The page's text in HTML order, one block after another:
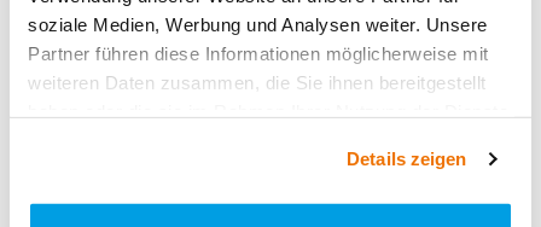
soziale Medien, Werbung und Analysen weiter. Unsere
Partner führen diese Informationen möglicherweise mit
weiteren Daten zusammen, die Sie ihnen bereitgestellt
Details zeigen